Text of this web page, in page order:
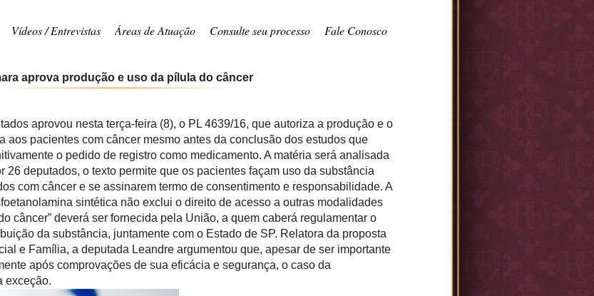
Vídeos / Entrevistas Áreas de Atuação Consulte seu processo Fale Conosco
aprova produção e uso da pílula do câncer
aprovou nesta terça-feira (8), o PL 4639/16, que autoriza a produção e o
aos pacientes com câncer mesmo antes da conclusão dos estudos que
o pedido de registro como medicamento. A matéria será analisada
26 deputados, o texto permite que os pacientes façam uso da substância
com câncer e se assinarem termo de consentimento e responsabilidade. A
sintética não exclui o direito de acesso a outras modalidades
câncer” deverá ser fornecida pela União, a quem caberá regulamentar o
da substância, juntamente com o Estado de SP. Relatora da proposta
e Família, a deputada Leandre argumentou que, apesar de ser importante
após comprovações de sua eficácia e segurança, o caso da
exceção.